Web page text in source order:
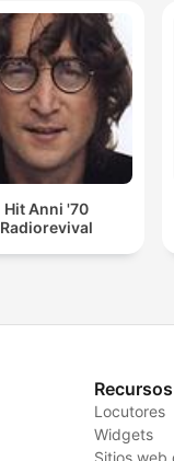
Hit Anni '70
Radiorevival
Recursos
Locutores
Widgets
Sitios web